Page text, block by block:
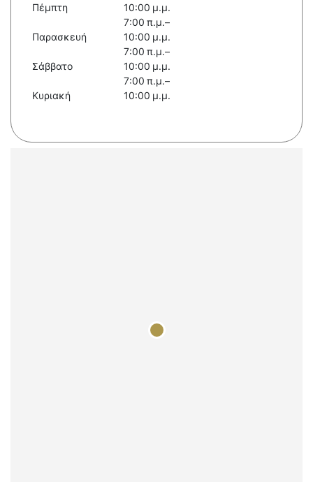
Πέμπτη
10:00 μ.μ.
Παρασκευή
7:00 π.μ.–
10:00 μ.μ.
Σάββατο
7:00 π.μ.–
10:00 μ.μ.
Κυριακή
7:00 π.μ.–
10:00 μ.μ.